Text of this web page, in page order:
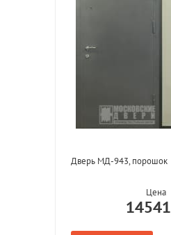
Дверь МД-943, порошок
Цена
14541